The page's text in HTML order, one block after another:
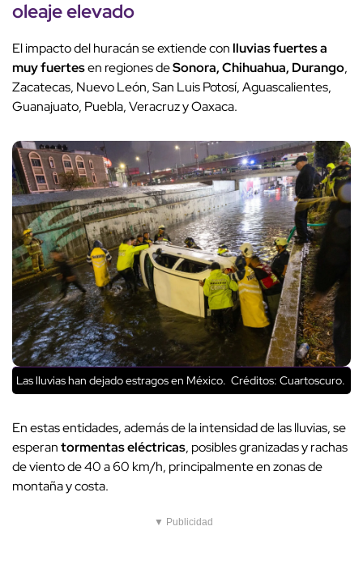
oleaje elevado
El impacto del huracán se extiende conlluvias fuertes a
muy fuertesen regiones deSonora, Chihuahua, Durango,
Zacatecas, Nuevo León, San Luis Potosí, Aguascalientes,
Guanajuato, Puebla, Veracruz y Oaxaca.
Las lluvias han dejado estragos en México. Créditos: Cuartoscuro.
En estas entidades, además de la intensidad de las lluvias, se
esperantormentas eléctricas, posibles granizadas y rachas
de viento de 40 a 60 km/h, principalmente en zonas de
montaña y costa.
▼ Publicidad